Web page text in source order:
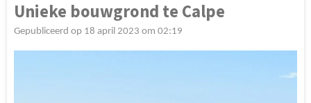
Unieke bouwgrond te Calpe
Gepubliceerd op 18 april 2023 om 02:19